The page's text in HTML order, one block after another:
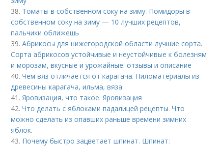
38. Томаты в собственном соку на зиму. Помидоры в
собственном соку на зиму — 10 лучших рецептов,
пальчики оближешь
39.Абрикосы для нижегородской области лучшие сорта.
Сорта абрикосов устойчивые и неустойчивые к болезням
и морозам, вкусные и урожайные: отзывы и описание
40.Чем вяз отличается от карагача. Пиломатериалы из
древесины карагача, ильма, вяза
41. Яровизация, что такое. Яровизация
42.Что делать с яблоками падалицей рецепты. Что
можно сделать из опавших раньше времени зимних
яблок.
43. Почему быстро зацветает шпинат. Шпинат: